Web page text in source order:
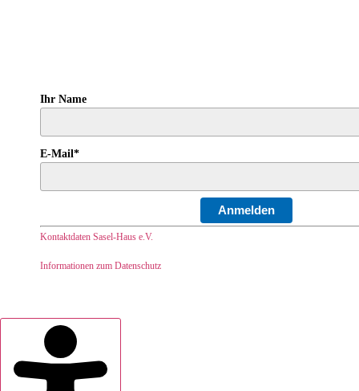
Ihr Name
E-Mail*
Anmelden
Kontaktdaten Sasel-Haus e.V.
Informationen zum Datenschutz